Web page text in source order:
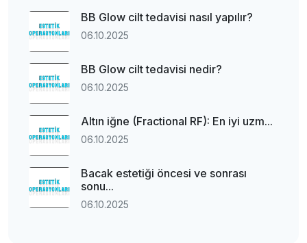
BB Glow cilt tedavisi nasıl yapılır?
06.10.2025
BB Glow cilt tedavisi nedir?
06.10.2025
Altın iğne (Fractional RF): En iyi uzm...
06.10.2025
Bacak estetiği öncesi ve sonrası
sonu...
06.10.2025